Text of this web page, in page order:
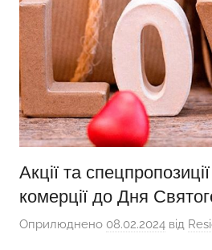
Акції та
комерції до Дня
Оприлюднено 08.02.2024 від